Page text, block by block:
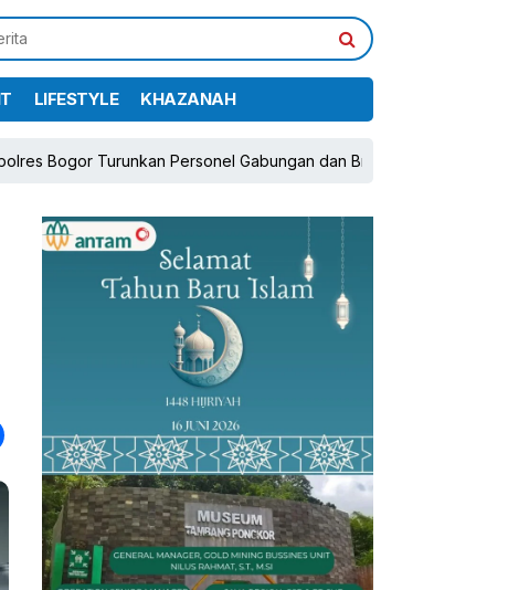
LIFESTYLE KHAZANAH
Personel Gabungan dan Brimob, Prioritaskan Pengamanan
Share